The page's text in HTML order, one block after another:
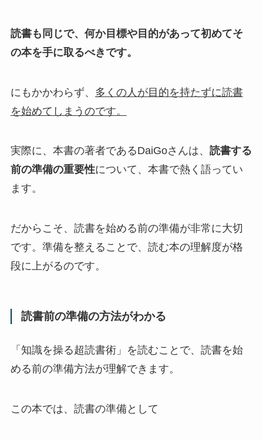
読書も同じで、何か目標や目的があって初めてそ
の本を手に取るべきです。
にもかかわらず、 多くの人が目的を持たずに読書
を始めてしまうのです。
実際に、本書の著者であるDaiGoさんは、 読書する
前の準備の重要性について、本書で熱く語ってい
ます。
だからこそ、読書を始める前の準備が非常に大切
です。準備を整えることで、読む本の理解度が格
段に上がるのです。
読書前の準備の方法がわかる
「知識を操る超読書術」を読むことで、読書を始
める前の準備方法が理解できます。
この本では、読書の準備として